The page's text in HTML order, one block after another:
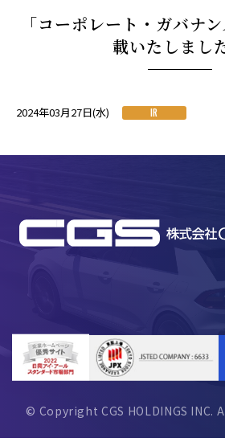
「コーポレート・ガバナ
載いたしまし
2024年03月27日(水) IR
© Copyright CGS HOLDINGS INC.